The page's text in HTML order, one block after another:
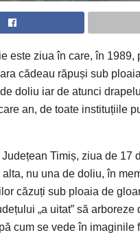
este ziua în care, în 1989,
cădeau răpuși sub
doliu iar de atunci
an, de toate instituțiile
Timiș, ziua de 17
nu una de doliu, în
căzuți sub ploaia de
„a uitat” să
cum se vede în imaginile